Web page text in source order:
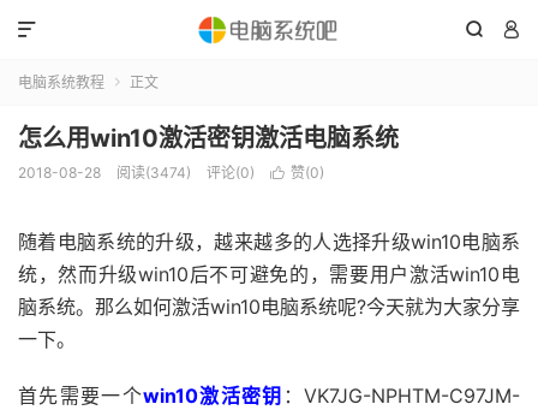
 

电脑系统教程  正文
怎么用win10激活密钥激活电脑系统
2018-08-28 阅读(3474) 评论(0)  赞(0)
随着电脑系统的升级，越来越多的人选择升级win10电脑系
统，然而升级win10后不可避免的，需要用户激活win10电
脑系统。那么如何激活win10电脑系统呢?今天就为大家分享
一下。
首先需要一个win10激活密钥 ：VK7JG-NPHTM-C97JM-